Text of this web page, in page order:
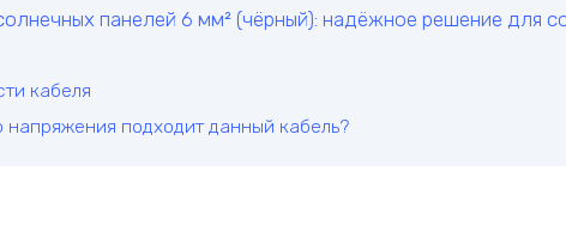
панелей 6 мм² (чёрный): надёжное решение для
кабеля
напряжения подходит данный кабель?